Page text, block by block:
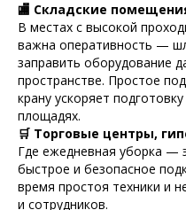
🏬 Складские
В местах с высокой
важна оперативность —
заправить оборудование
пространстве. Простое
крану ускоряет
площадях.
🛒 Торговые центры,
Где ежедневная уборка —
быстрое и безопасное
время простоя техники и
и сотрудников.